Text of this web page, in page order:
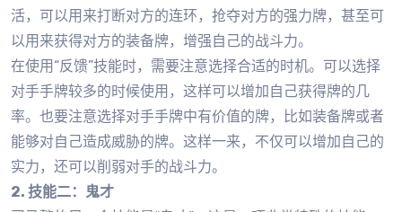
活，可以用来打断对方的连环，抢夺对方的强力牌，甚至可
以用来获得对方的装备牌，增强自己的战斗力。
在使用“反馈”技能时，需要注意选择合适的时机。可以选择
对手手牌较多的时候使用，这样可以增加自己获得牌的几
率。也要注意选择对手手牌中有价值的牌，比如装备牌或者
能够对自己造成威胁的牌。这样一来，不仅可以增加自己的
实力，还可以削弱对手的战斗力。
2. 技能二：鬼才